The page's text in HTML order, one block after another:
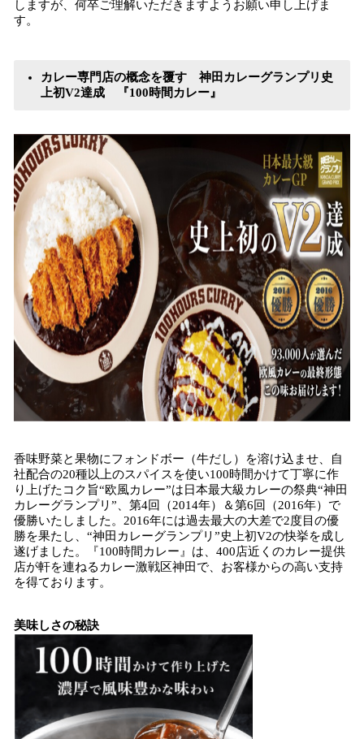
しますが、何卒ご理解いただきますようお願い申し上げま
す。
カレー専門店の概念を覆す 神田カレーグランプリ史
上初V2達成 『100時間カレー』
香味野菜と果物にフォンドボー（牛だし）を溶け込ませ、自
社配合の20種以上のスパイスを使い100時間かけて丁寧に作
り上げたコク旨“欧風カレー”は日本最大級カレーの祭典“神田
カレーグランプリ”、第4回（2014年）＆第6回（2016年）で
優勝いたしました。2016年には過去最大の大差で2度目の優
勝を果たし、“神田カレーグランプリ”史上初V2の快挙を成し
遂げました。『100時間カレー』は、400店近くのカレー提供
店が軒を連ねるカレー激戦区神田で、お客様からの高い支持
を得ております。
美味しさの秘訣